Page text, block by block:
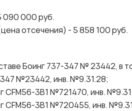
090 000 руб.
отсечения) - 5 858 100 руб.
Боинг 737-347 № 23442, в
№23442, инв. №9.31.28;
CFM56-3B1 №721470, инв.
CFM56-3B1 №720455, инв.